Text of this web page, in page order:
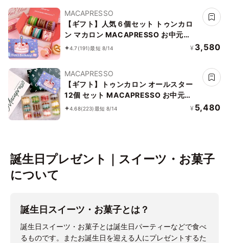
MACAPRESSO
【ギフト】人気６個セット トゥンカロ
ン マカロン MACAPRESSO お中元
2026
4.7 (191)最短 8/14 ¥ 3,580
MACAPRESSO
【ギフト】トゥンカロン オールスター
12個 セット MACAPRESSO お中元
2026
4.68(223)最短 8/14 ¥ 5,480
誕生日プレゼント｜スイーツ・お菓子
について
誕生日スイーツ・お菓子とは？
誕生日スイーツ・お菓子とは誕生日パーティーなどで食べ
るものです。またお誕生日を迎える人にプレゼントするた